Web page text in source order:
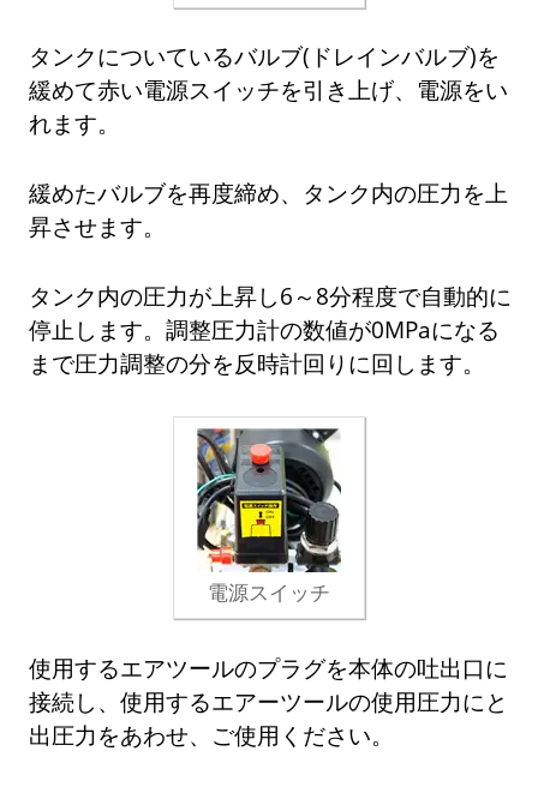
タンクについているバルブ(ドレインバルブ)を
緩めて赤い電源スイッチを引き上げ、電源をい
れます。
緩めたバルブを再度締め、タンク内の圧力を上
昇させます。
タンク内の圧力が上昇し6～8分程度で自動的に
停止します。調整圧力計の数値が0MPaになる
まで圧力調整の分を反時計回りに回します。
電源スイッチ
使用するエアツールのプラグを本体の吐出口に
接続し、使用するエアーツールの使用圧力にと
出圧力をあわせ、ご使用ください。